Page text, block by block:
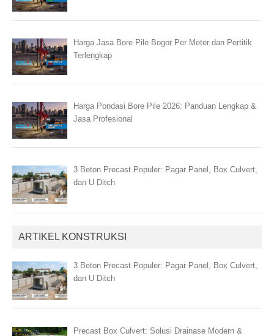
Harga Jasa Bore Pile Bogor Per Meter dan Pertitik
Terlengkap
Harga Pondasi Bore Pile 2026: Panduan Lengkap &
Jasa Profesional
3 Beton Precast Populer: Pagar Panel, Box Culvert,
dan U Ditch
ARTIKEL KONSTRUKSI
3 Beton Precast Populer: Pagar Panel, Box Culvert,
dan U Ditch
Precast Box Culvert: Solusi Drainase Modern &